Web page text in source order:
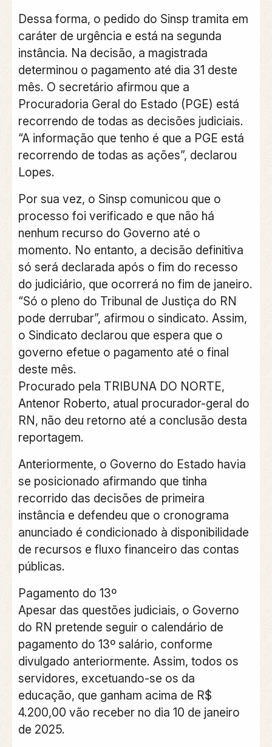
Dessa forma, o pedido do Sinsp tramita em
caráter de urgência e está na segunda
instância. Na decisão, a magistrada
determinou o pagamento até dia 31 deste
mês. O secretário afirmou que a
Procuradoria Geral do Estado (PGE) está
recorrendo de todas as decisões judiciais.
“A informação que tenho é que a PGE está
recorrendo de todas as ações”, declarou
Lopes.
Por sua vez, o Sinsp comunicou que o
processo foi verificado e que não há
nenhum recurso do Governo até o
momento. No entanto, a decisão definitiva
só será declarada após o fim do recesso
do judiciário, que ocorrerá no fim de janeiro.
“Só o pleno do Tribunal de Justiça do RN
pode derrubar”, afirmou o sindicato. Assim,
o Sindicato declarou que espera que o
governo efetue o pagamento até o final
deste mês.
Procurado pela TRIBUNA DO NORTE,
Antenor Roberto, atual procurador-geral do
RN, não deu retorno até a conclusão desta
reportagem.
Anteriormente, o Governo do Estado havia
se posicionado afirmando que tinha
recorrido das decisões de primeira
instância e defendeu que o cronograma
anunciado é condicionado à disponibilidade
de recursos e fluxo financeiro das contas
públicas.
Pagamento do 13º
Apesar das questões judiciais, o Governo
do RN pretende seguir o calendário de
pagamento do 13º salário, conforme
divulgado anteriormente. Assim, todos os
servidores, excetuando-se os da
educação, que ganham acima de R$
4.200,00 vão receber no dia 10 de janeiro
de 2025.